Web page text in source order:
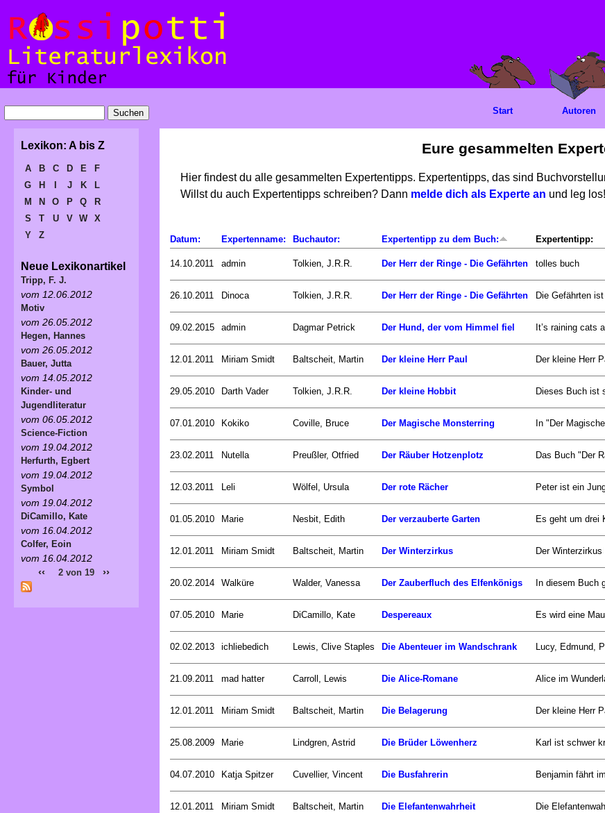
Eure gesammelten
Hier findest du alle gesammelten Expertentipps. Expertentipps, das sind
Willst du auch Expertentipps schreiben? Dann melde dich als Experte an und leg los!
Datum: Expertenname: Buchautor: Expertentipp zu dem Buch: Expertentipp:
14.10.2011 admin Tolkien, J.R.R. Der Herr der Ringe - Die Gefährten tolles buch
26.10.2011 Dinoca Tolkien, J.R.R. Der Herr der Ringe - Die Gefährten Die Gefährten
09.02.2015 admin Dagmar Petrick Der Hund, der vom Himmel fiel It’s raining cats
12.01.2011 Miriam Smidt Baltscheit, Martin Der kleine Herr Paul Der kleine Herr
29.05.2010 Darth Vader Tolkien, J.R.R. Der kleine Hobbit Dieses Buch ist
07.01.2010 Kokiko Coville, Bruce Der Magische Monsterring In "Der
23.02.2011 Nutella Preußler, Otfried Der Räuber Hotzenplotz Das Buch "Der
12.03.2011 Leli Wölfel, Ursula Der rote Rächer Peter ist ein
01.05.2010 Marie Nesbit, Edith Der verzauberte Garten Es geht um drei
12.01.2011 Miriam Smidt Baltscheit, Martin Der Winterzirkus Der
20.02.2014 Walküre Walder, Vanessa Der Zauberfluch des Elfenkönigs In diesem Buch
07.05.2010 Marie DiCamillo, Kate Despereaux Es wird eine
02.02.2013 ichliebedich Lewis, Clive Staples Die Abenteuer im Wandschrank Lucy, Edmund,
21.09.2011 mad hatter Carroll, Lewis Die Alice-Romane Alice im
12.01.2011 Miriam Smidt Baltscheit, Martin Die Belagerung Der kleine Herr
25.08.2009 Marie Lindgren, Astrid Die Brüder Löwenherz Karl ist schwer
04.07.2010 Katja Spitzer Cuvellier, Vincent Die Busfahrerin Benjamin fährt
12.01.2011 Miriam Smidt Baltscheit, Martin Die Elefantenwahrheit Die
Start Autoren
Lexikon: A bis Z
A B C D E
F
G
H J K
L
M
N O P Q
R
S
T U V W
X
Y
Z
Neue Lexikonartikel
Tripp, F. J.
vom 12.06.2012
Motiv
vom 26.05.2012
Hegen, Hannes
vom 26.05.2012
Bauer, Jutta
vom 14.05.2012
Kinder- und
Jugendliteratur
vom 06.05.2012
Science-Fiction
vom 19.04.2012
Herfurth, Egbert
vom 19.04.2012
Symbol
vom 19.04.2012
DiCamillo, Kate
vom 16.04.2012
Colfer, Eoin
vom 16.04.2012
‹‹ 2 von 19 ››